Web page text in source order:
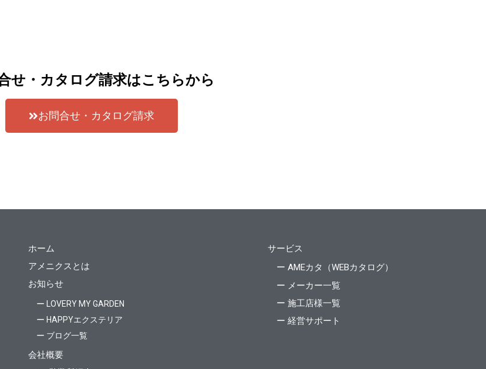
せ・カタログ請求はこちらから
お問合せ・カタログ請求
ホーム
アメニクスとは
お知らせ
ー LOVERY MY GARDEN
ー HAPPYエクステリア
ー ブログ一覧
会社概要
サービス
ー AMEカタ（WEBカタログ）
ー メーカー一覧
ー 施工店様一覧
ー 経営サポート